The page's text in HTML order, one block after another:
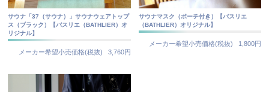
サウナ「37（サウナ）」サウナウェアトップ
ス（ブラック）【バスリエ（BATHLIER）オ
リジナル】
メーカー希望小売価格(税抜) 3,760円
サウナマスク（ポーチ付き）【バスリエ
（BATHLIER）オリジナル】
メーカー希望小売価格(税抜) 1,800円